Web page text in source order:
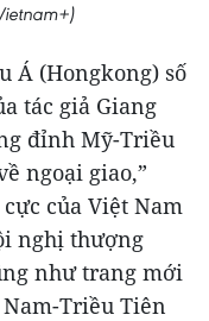
Á (Hongkong) số
tác giả Giang
đỉnh Mỹ-Triều
ngoại giao,”
của Việt Nam
nghị thượng
như trang mới
Triều Tiên